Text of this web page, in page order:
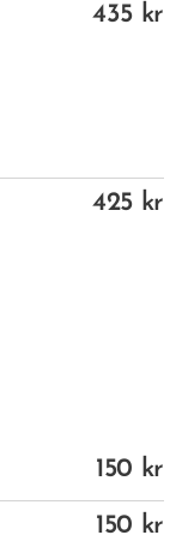
435 kr
425 kr
150 kr
150 kr